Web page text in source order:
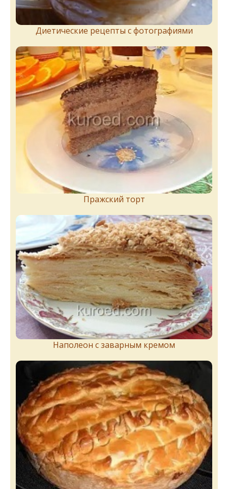
Диетические рецепты с фотографиями
Пражский торт
Наполеон с заварным кремом